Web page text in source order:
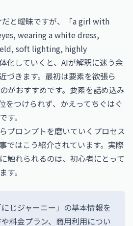
と曖昧ですが、「a girl with
wearing a white dress,
soft lighting, highly
化していくと、AIが解釈に迷う余
づきます。最初は要素を欲張ら
がおすすめです。要素を詰め込み
をつけられず、かえってちぐはぐ
す。
プロンプトを磨いていくプロセス
ではこう紹介されています。実際
触れられるのは、初心者にとって
す。
じジャーニー」の基本情報を
料金プラン、商用利用につい